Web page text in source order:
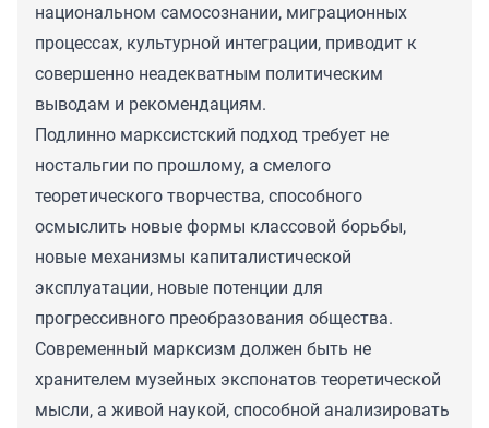
национальном самосознании, миграционных
процессах, культурной интеграции, приводит к
совершенно неадекватным политическим
выводам и рекомендациям.
Подлинно марксистский подход требует не
ностальгии по прошлому, а смелого
теоретического творчества, способного
осмыслить новые формы классовой борьбы,
новые механизмы капиталистической
эксплуатации, новые потенции для
прогрессивного преобразования общества.
Современный марксизм должен быть не
хранителем музейных экспонатов теоретической
мысли, а живой наукой, способной анализировать